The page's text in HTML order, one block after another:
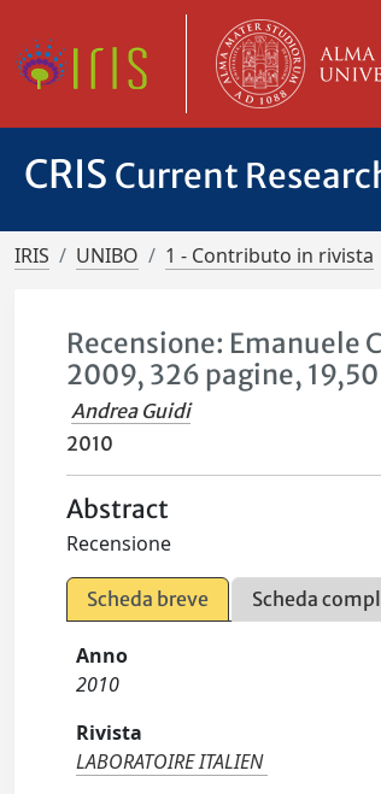
CRIS Current
IRIS UNIBO 1 - Contributo in rivista
Recensione:
2009, 326 pagine,
Andrea Guidi
2010
Abstract
Recensione
Scheda breve Scheda
Anno
2010
Rivista
LABORATOIRE ITALIEN